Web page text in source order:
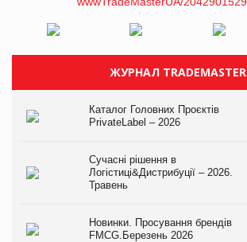
ЖУРНАЛ TRADEMASTER
Каталог Головних Проєктів
PrivateLabel – 2026
Сучасні рішення в
Логістиці&Дистрибуції – 2026.
Травень
Новинки. Просування брендів
FMCG.Березень 2026